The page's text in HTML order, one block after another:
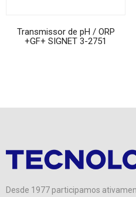
Transmissor de pH / ORP
+GF+ SIGNET 3-2751
Desde 1977 participamos